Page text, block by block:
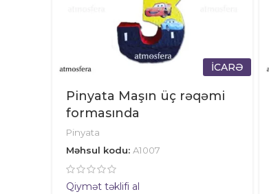
İCARƏ
Pinyata Maşın üç rəqəmi
formasında
Pinyata
Məhsul kodu: A1007
Qiymət təklifi al